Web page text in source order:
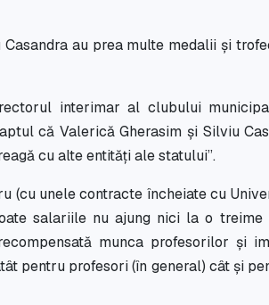
au prea multe medalii și
interimar al clubului
că Valerică Gherasim și Silviu
cu alte entități ale statului”.
(cu unele contracte încheiate cu
salariile nu ajung nici la o
munca profesorilor și
pentru profesori (în general) cât și